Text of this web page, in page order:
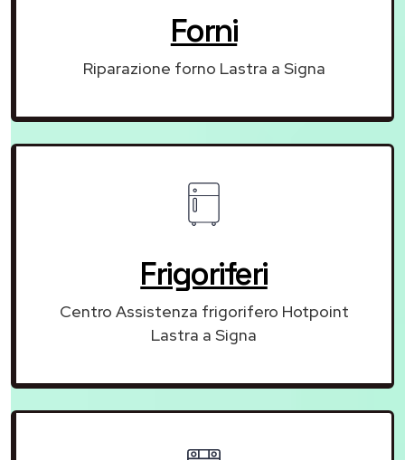
Forni
Riparazione forno Lastra a Signa
Frigoriferi
Centro Assistenza frigorifero Hotpoint
Lastra a Signa